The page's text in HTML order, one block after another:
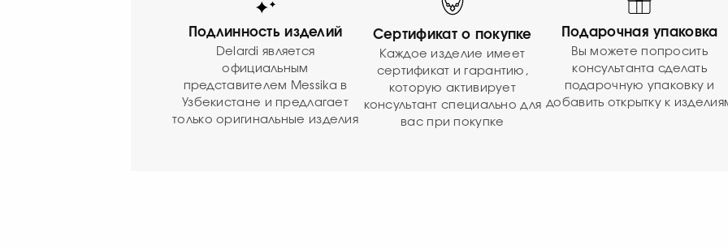
Подлинность изделий
Delardi является
официальным
представителем Messika в
Узбекистане и предлагает
только оригинальные изделия
Сертификат о покупке
Каждое изделие имеет
сертификат и гарантию,
которую активирует
консультант специально для
вас при покупке
Подарочная упаковка
Вы можете попросить
консультанта сделать
подарочную упаковку и
добавить открытку к